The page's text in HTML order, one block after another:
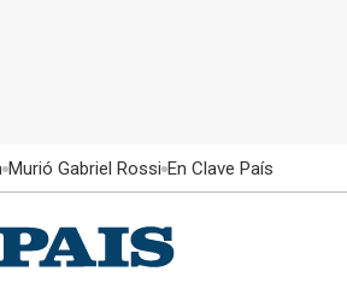
Murió Gabriel Rossi En Clave País